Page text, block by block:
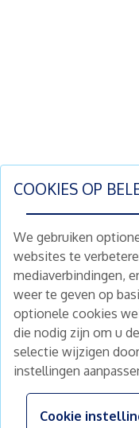
COOKIES OP
We gebruiken
websites te
mediaverbindingen,
weer te geven op
optionele cookies
die nodig zijn om u
selectie wijzigen
instellingen
Cookie
Schrijf je nu in
nieuwe aanbod
Nieuwsbrief
Home
Te koop
Nieuws
+31